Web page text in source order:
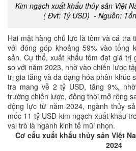
Kim ngạch xuất khẩu thủy sản Việt
(Đvt: Tỷ USD) - Nguồn:
Hai mặt hàng chủ lực là tôm và cá tra
với đóng góp khoảng 59% vào tổng
sản. Cụ thể, xuất khẩu tôm đạt giá trị
so với năm 2023, nhờ vào chiến lược
trị gia tăng và đa dạng hóa phân khúc
tra mang về 2 tỷ USD, tăng 9%,
trường chiến lược, đồng thời mở rộng
động lực từ năm 2024, ngành thủy
mốc 11 tỷ USD kim ngạch xuất khẩu
vai trò là ngành kinh tế mũi nhọn.
Cơ cấu xuất khẩu thủy sản Việt
2024